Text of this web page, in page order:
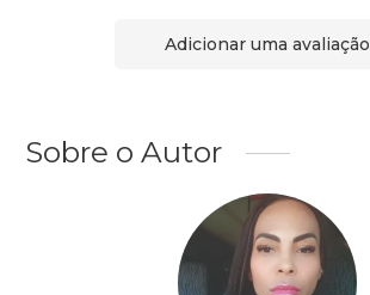
Adicionar uma avaliação
Sobre o Autor